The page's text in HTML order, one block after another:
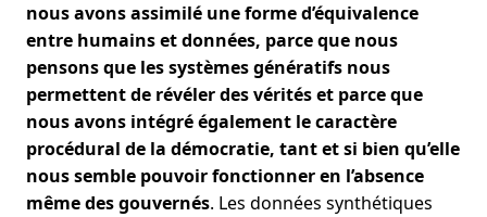
nous avons assimilé une forme d’équivalence
entre humains et données, parce que nous
pensons que les systèmes génératifs nous
permettent de révéler des vérités et parce que
nous avons intégré également le caractère
procédural de la démocratie, tant et si bien qu’elle
nous semble pouvoir fonctionner en l’absence
même des gouvernés. Les données synthétiques